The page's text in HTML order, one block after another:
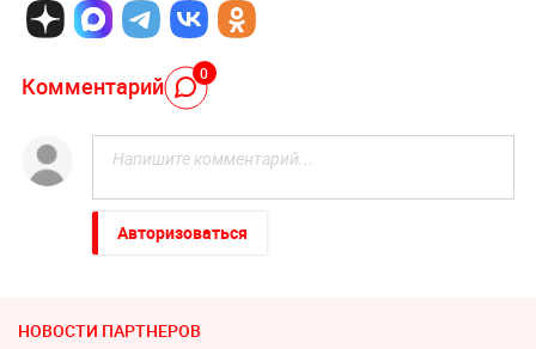
Комментарий 0
Авторизоваться
НОВОСТИ ПАРТНЕРОВ